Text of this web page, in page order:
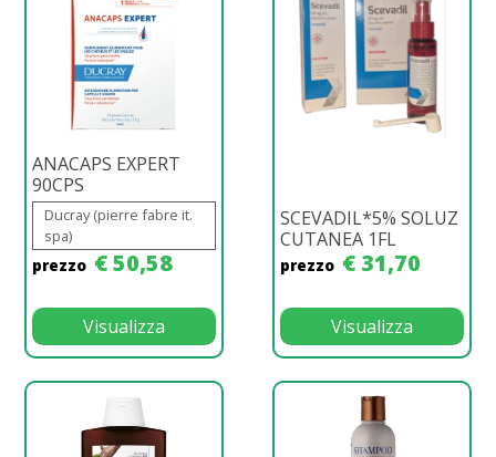
ANACAPS EXPERT
90CPS
Ducray (pierre fabre it.
spa)
prezzo € 50,58
Visualizza
SCEVADIL*5% SOLUZ
CUTANEA 1FL
prezzo € 31,70
Visualizza